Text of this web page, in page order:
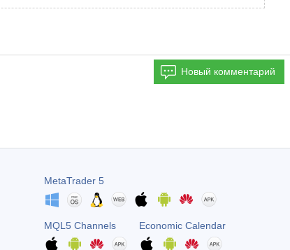
Новый комментарий
MetaTrader 5
MQL5 Channels Economic Calendar